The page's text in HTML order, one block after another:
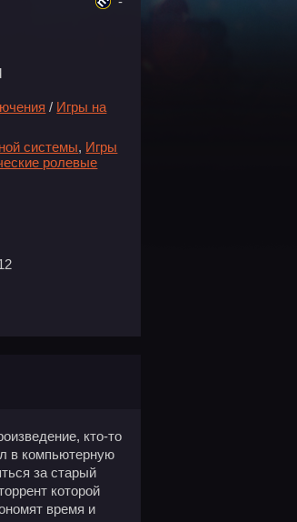
/ Игры на
системы, Игры
ролевые
кто-то
в компьютерную
за старый
которой
время и